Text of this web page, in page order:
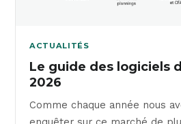
ACTUALITÉS
Le guide des logiciels
2026
Comme chaque année nous